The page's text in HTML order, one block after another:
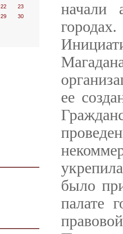
22
23
29
30
начали
городах.
ее
было
палате